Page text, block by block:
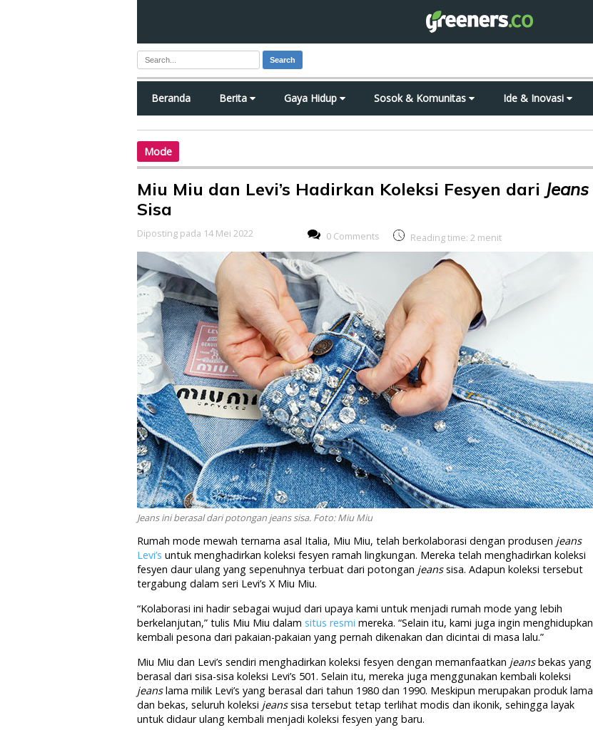
Search
Beranda Berita Gaya Hidup Sosok & Komunitas Ide & Inovasi
Mode
Miu Miu dan Levi’s Hadirkan Koleksi Fesyen dari Jeans
Sisa
Diposting pada 14 Mei 2022 0 Comments Reading time: 2 menit
Jeans ini berasal dari potongan jeans sisa. Foto: Miu Miu
Rumah mode mewah ternama asal Italia, Miu Miu, telah berkolaborasi dengan produsen jeans
Levi’s untuk menghadirkan koleksi fesyen ramah lingkungan. Mereka telah menghadirkan koleksi
fesyen daur ulang yang sepenuhnya terbuat dari potongan jeanssisa. Adapun koleksi tersebut
tergabung dalam seri Levi’s X Miu Miu.
“Kolaborasi ini hadir sebagai wujud dari upaya kami untuk menjadi rumah mode yang lebih
berkelanjutan,” tulis Miu Miu dalam situs resmi mereka. “Selain itu, kami juga ingin menghidupkan
kembali pesona dari pakaian-pakaian yang pernah dikenakan dan dicintai di masa lalu.”
Miu Miu dan Levi’s sendiri menghadirkan koleksi fesyen dengan memanfaatkan jeansbekas yang
berasal dari sisa-sisa koleksi Levi’s 501. Selain itu, mereka juga menggunakan kembali koleksi
jeanslama milik Levi’s yang berasal dari tahun 1980 dan 1990. Meskipun merupakan produk lama
dan bekas, seluruh koleksi jeanssisa tersebut tetap terlihat modis dan ikonik, sehingga layak
untuk didaur ulang kembali menjadi koleksi fesyen yang baru.